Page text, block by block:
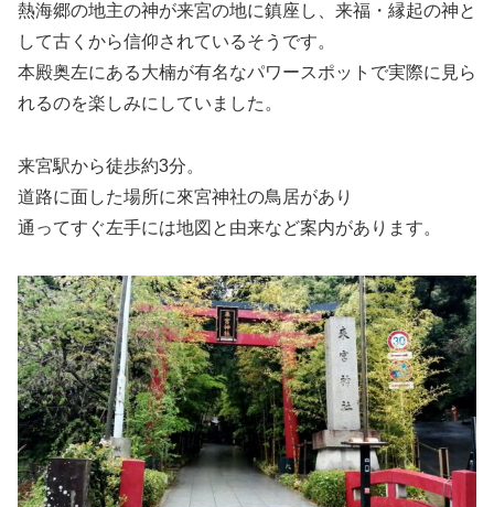
熱海郷の地主の神が来宮の地に鎮座し、来福・縁起の神と
して古くから信仰されているそうです。
本殿奥左にある大楠が有名なパワースポットで実際に見ら
れるのを楽しみにしていました。
来宮駅から徒歩約3分。
道路に面した場所に來宮神社の鳥居があり
通ってすぐ左手には地図と由来など案内があります。